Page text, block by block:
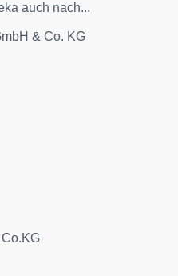
auch nach...
& Co. KG